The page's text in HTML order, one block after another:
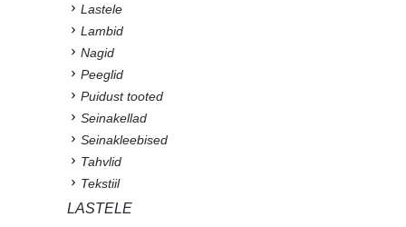
Lastele
Lambid
Nagid
Peeglid
Puidust tooted
Seinakellad
Seinakleebised
Tahvlid
Tekstiil
LASTELE